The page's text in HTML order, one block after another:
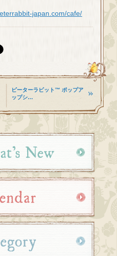
japan.com/cafe/
ピーターラビット™ ポップア
ップシ…